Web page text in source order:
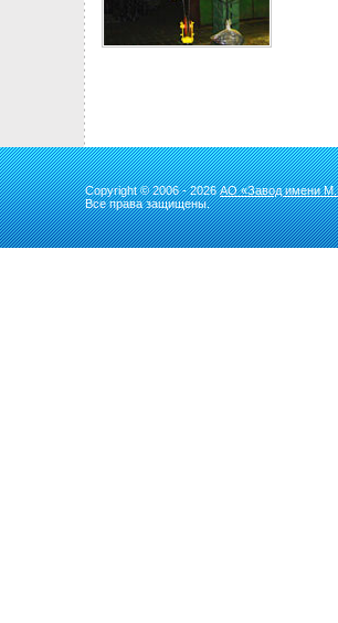
Copyright © 2006 - 2026АО «Завод имени
Все права защищены.